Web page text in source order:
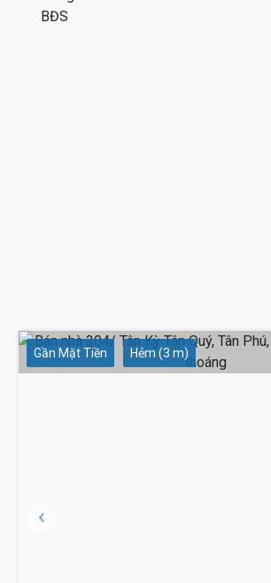
Gần Mặt Tiền Hẻm (3 m)